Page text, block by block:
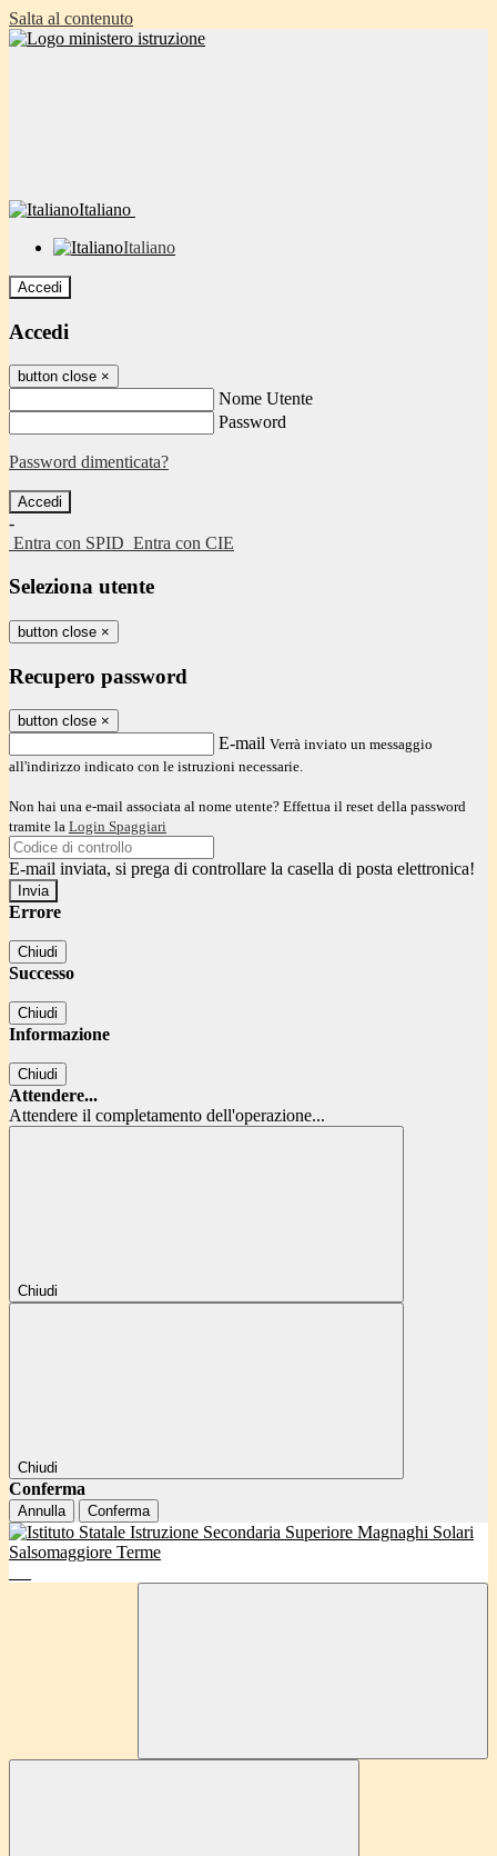
Salta al contenuto
Italiano
Italiano
Accedi
Accedi
button close ×
Nome Utente
Password
Password dimenticata?
-
Entra con SPID Entra con CIE
Seleziona utente
button close ×
Recupero password
button close ×
E-mail Verrà inviato un messaggio
all'indirizzo indicato con le istruzioni necessarie.
Non hai una e-mail associata al nome utente? Effettua il reset della password
tramite la Login Spaggiari
E-mail inviata, si prega di controllare la casella di posta elettronica!
Errore
Chiudi
Successo
Chiudi
Informazione
Chiudi
Attendere...
Attendere il completamento dell'operazione...
Chiudi
Chiudi
Conferma
Annulla Conferma